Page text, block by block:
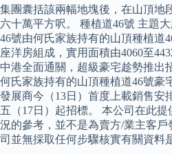
集團囊括該兩幅地塊後，在山頂地
六十萬平方呎。 種植道46號 主題大
46號由何氏家族持有的山頂種植道
座洋房組成，實用面積由4060至
中港全面通關，超級豪宅趁勢推出
何氏家族持有的山頂種植道46號豪
發展商今（13日）首度上載銷售安
五（17日）起招標。 本公司在此
況的參考，並不是為賣方/業主客
司並無採取任何步驟核實有關資料